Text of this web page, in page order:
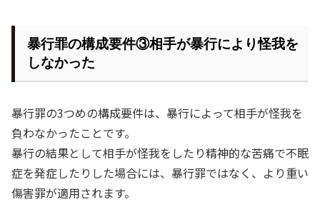
暴行罪の構成要件③相手が暴行により怪我を
しなかった
暴行罪の3つめの構成要件は、暴行によって相手が怪我を
負わなかったことです。
暴行の結果として相手が怪我をしたり精神的な苦痛で不眠
症を発症したりした場合には、暴行罪ではなく、より重い
傷害罪が適用されます。